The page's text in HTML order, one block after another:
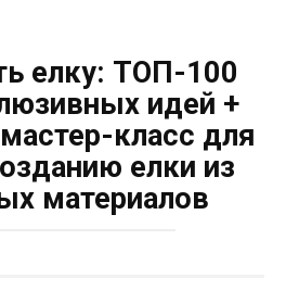
елку: ТОП-100
идей +
класс для
елки из
материалов